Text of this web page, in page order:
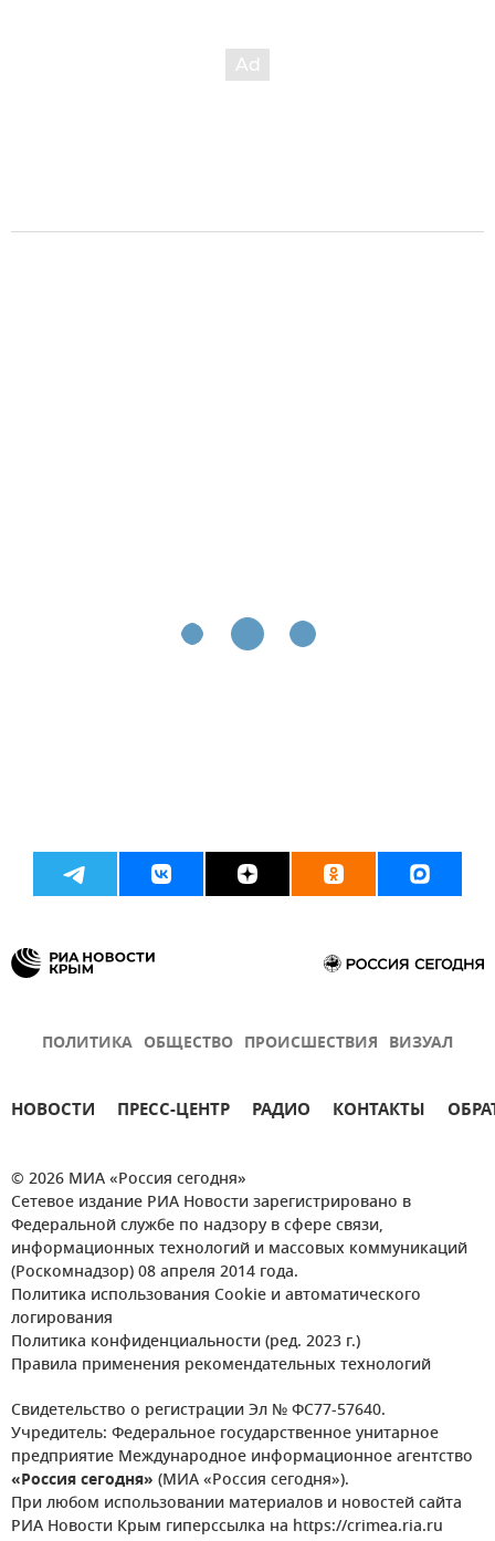
ПОЛИТИКА ОБЩЕСТВО ПРОИСШЕСТВИЯ ВИЗУАЛ
НОВОСТИ ПРЕСС-ЦЕНТР РАДИО КОНТАКТЫ
© 2026 МИА «Россия сегодня»
Сетевое издание РИА Новости зарегистрировано в
Федеральной службе по надзору в сфере связи,
информационных технологий и массовых коммуникаций
(Роскомнадзор) 08 апреля 2014 года.
Политика использования Cookie и автоматического
логирования
Политика конфиденциальности (ред. 2023 г.)
Правила применения рекомендательных технологий
Свидетельство о регистрации Эл № ФС77-57640.
Учредитель: Федеральное государственное унитарное
предприятие Международное информационное агентство
«Россия сегодня» (МИА «Россия сегодня»).
При любом использовании материалов и новостей сайта
РИА Новости Крым гиперссылка на https://crimea.ria.ru